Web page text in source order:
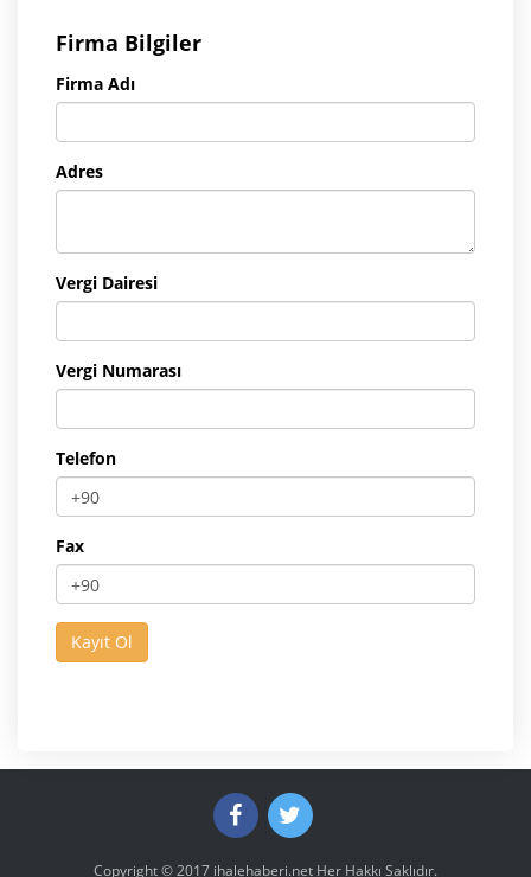
Firma Bilgiler
Firma Adı
Adres
Vergi Dairesi
Vergi Numarası
Telefon
Fax
Copyright © 2017 ihalehaberi.net Her Hakkı Saklıdır.